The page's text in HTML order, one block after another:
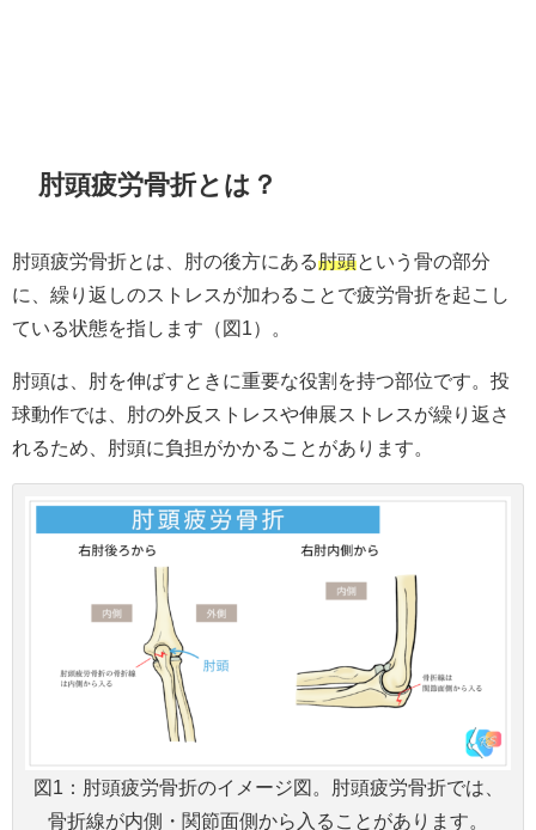
肘頭疲労骨折とは？
肘頭疲労骨折とは、肘の後方にある肘頭という骨の部分
に、繰り返しのストレスが加わることで疲労骨折を起こし
ている状態を指します（図1）。
肘頭は、肘を伸ばすときに重要な役割を持つ部位です。投
球動作では、肘の外反ストレスや伸展ストレスが繰り返さ
れるため、肘頭に負担がかかることがあります。
図1：肘頭疲労骨折のイメージ図。肘頭疲労骨折では、
骨折線が内側・関節面側から入ることがあります。